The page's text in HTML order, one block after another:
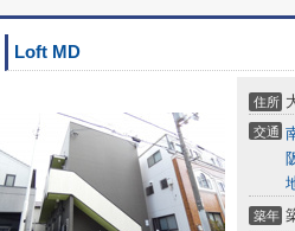
Loft MD
住所
交通
築年